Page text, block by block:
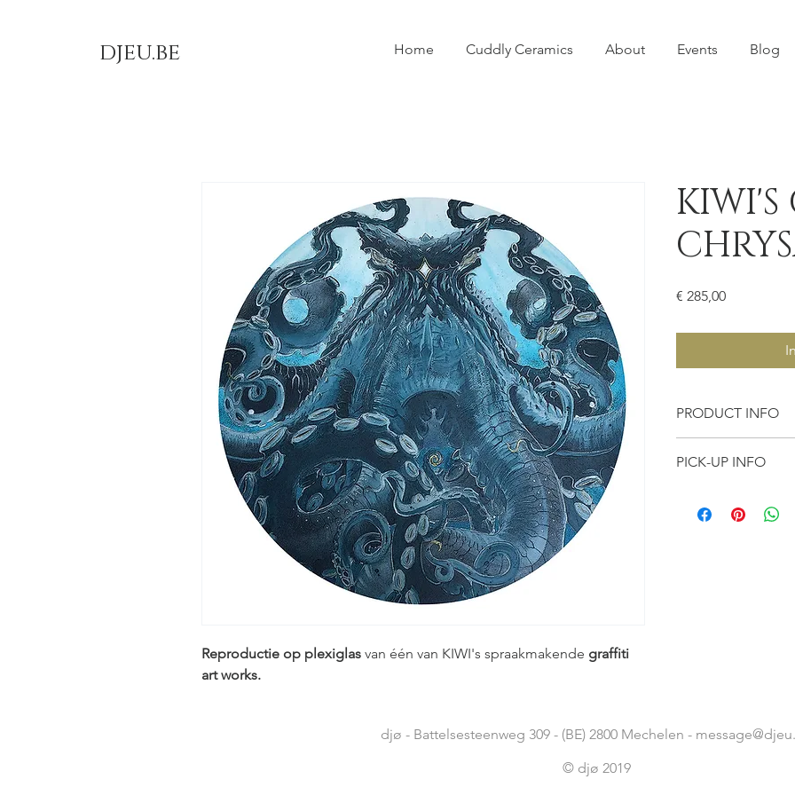
djeu.be Home Cuddly Ceramics About Events Blog
Reproductie op plexiglas van één van KIWI's spraakmakende graffiti
art works.
KIWI'S
€ 285,00Prijs
PRODUCT INFO
afmeting 80 cm
PICK-UP INFO
onze expo
djø - Battelsesteenweg 309 - (BE) 2800 Mechelen -
© djø 2019